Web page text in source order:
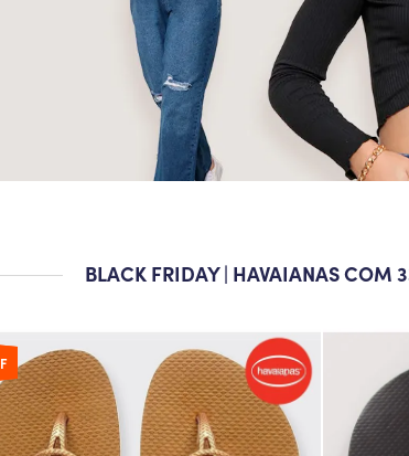
BLACK FRIDAY | HAVAIANAS COM